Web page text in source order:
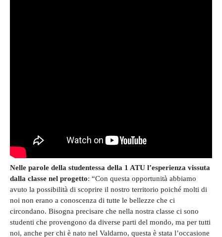
Nelle parole della studentessa della 1 ATU l’esperienza vissuta
dalla classe nel progetto: “Con questa opportunità abbiamo
avuto la possibilità di scoprire il nostro territorio poiché molti di
noi non erano a conoscenza di tutte le bellezze che ci
circondano. Bisogna precisare che nella nostra classe ci sono
studenti che provengono da diverse parti del mondo, ma per tutti
noi, anche per chi è nato nel Valdarno, questa è stata l’occasione